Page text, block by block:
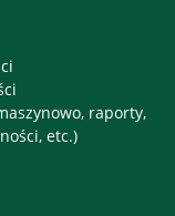
raporty,
etc.)